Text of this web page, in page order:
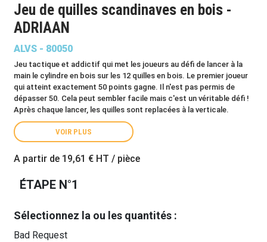
Jeu de quilles scandinaves en bois -
ADRIAAN
ALVS - 80050
Jeu tactique et addictif qui met les joueurs au défi de lancer à la
main le cylindre en bois sur les 12 quilles en bois. Le premier joueur
qui atteint exactement 50 points gagne. Il n'est pas permis de
dépasser 50. Cela peut sembler facile mais c'est un véritable défi !
Après chaque lancer, les quilles sont replacées à la verticale.
VOIR PLUS
A partir de 19,61 € HT / pièce
ÉTAPE N°1
Sélectionnez la ou les quantités :
Bad Request